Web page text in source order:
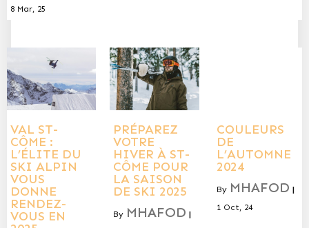
8 Mar, 25
VAL ST-
CÔME :
L’ÉLITE DU
SKI ALPIN
VOUS
DONNE
RENDEZ-
VOUS EN
PRÉPAREZ
VOTRE
HIVER À ST-
CÔME POUR
LA SAISON
DE SKI 2025
By MHAFOD |
COULEURS
DE
L’AUTOMNE
2024
By MHAFOD |
1 Oct, 24